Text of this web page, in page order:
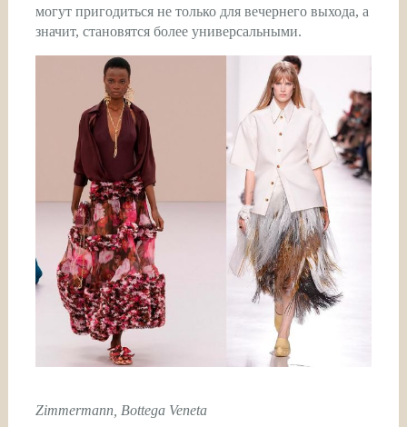
могут пригодиться не только для вечернего выхода, а
значит, становятся более универсальными.
Zimmermann, Bottega Veneta